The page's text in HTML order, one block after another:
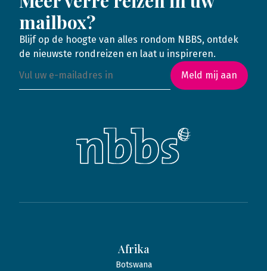
mailbox?
Blijf op de hoogte van alles rondom NBBS, ontdek
de nieuwste rondreizen en laat u inspireren.
Meld mij aan
Afrika
Botswana